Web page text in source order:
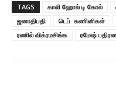
TAGS காலி ஹோல் டி கோல்
ஜனாதிபதி
டெப் கணினிகள்
ரணில் விக்ரமசிங்க
ரமேஷ்